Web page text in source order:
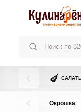
🍆
Окрошка